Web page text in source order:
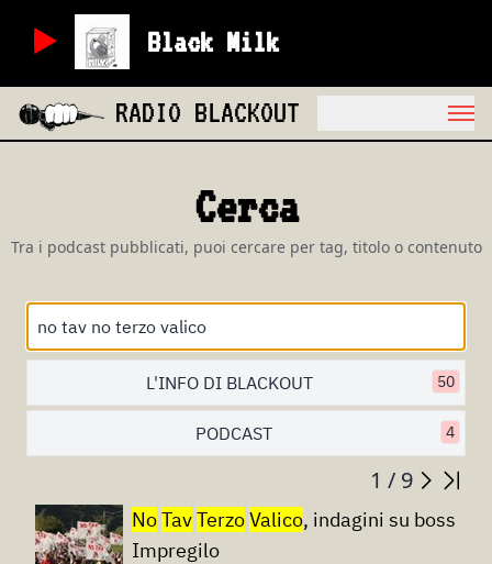
Black Milk
RADIO BLACKOUT
Cerca
Tra i podcast pubblicati, puoi cercare per tag, titolo o contenuto
L'INFO DI BLACKOUT 50
PODCAST 4
1 / 9
NoTavTerzoValico, indagini su boss
Impregilo